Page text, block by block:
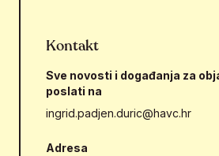
Kontakt
Sve novosti i događanja za
poslati na
ingrid.padjen.duric@havc.hr
Adresa